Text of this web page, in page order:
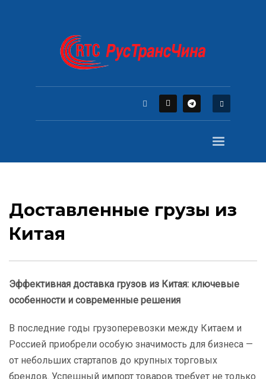
Доставленные грузы из
Китая
Эффективная доставка грузов из Китая: ключевые
особенности и современные решения
В последние годы грузоперевозки между Китаем и
Россией приобрели особую значимость для бизнеса —
от небольших стартапов до крупных торговых
брендов. Успешный импорт товаров требует не только